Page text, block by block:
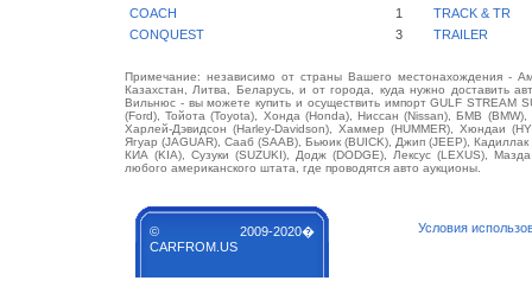
COACH
1
TRACK & TR
CONQUEST
3 TRAILER
Примечание: независимо от страны Вашего местонахождения -
Казахстан, Литва, Беларусь, и от города, куда нужно доставить
Вильнюс - вы можете купить и осуществить импорт GULF STREAM
(Ford), Тойота (Toyota), Хонда (Honda), Ниссан (Nissan), БМВ
Харлей-Дэвидсон (Harley-Davidson), Хаммер (HUMMER), Хюндаи
Ягуар (JAGUAR), Сааб (SAAB), Бьюик (BUICK), Джип (JEEP),
КИА (KIA), Сузуки (SUZUKI), Додж (DODGE), Лексус (LEXUS),
любого американского штата, где проводятся авто аукционы.
© 2009-2020�
CARFROM.US
Условия